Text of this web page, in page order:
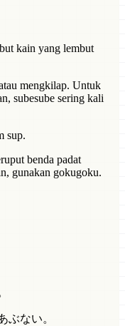
kain yang lembut
mengkilap. Untuk
subesube sering kali
sup.
benda padat
gunakan gokugoku.
ぶない。